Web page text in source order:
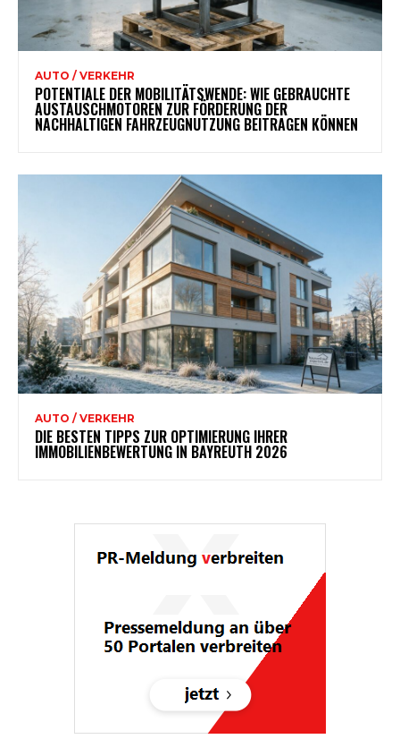
AUTO / VERKEHR
POTENTIALE DER MOBILITÄTSWENDE: WIE GEBRAUCHTE
AUSTAUSCHMOTOREN ZUR FÖRDERUNG DER
NACHHALTIGEN FAHRZEUGNUTZUNG BEITRAGEN KÖNNEN
AUTO / VERKEHR
DIE BESTEN TIPPS ZUR OPTIMIERUNG IHRER
IMMOBILIENBEWERTUNG IN BAYREUTH 2026